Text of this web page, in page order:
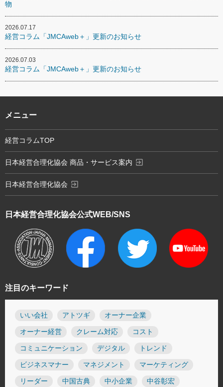
物
2026.07.17
経営コラム「JMCAweb＋」更新のお知らせ
2026.07.03
経営コラム「JMCAweb＋」更新のお知らせ
注目のキーワード
いい会社 アトツギ オーナー企業
オーナー経営 クレーム対応 コスト
コミュニケーション デジタル トレンド
ビジネスマナー マネジメント マーケティング
リーダー 中国古典 中小企業 中谷彰宏
日本経営合理化協会公式WEB/SNS
メニュー
経営コラムTOP
日本経営合理化協会 商品・サービス案内 exit_to_app
日本経営合理化協会 exit_to_app